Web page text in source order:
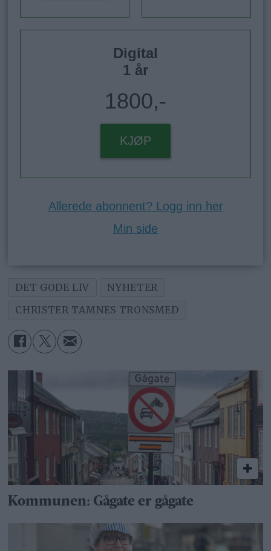
Digital
1 år
1800,-
KJØP
Allerede abonnent? Logg inn her
Min side
DET GODE LIV
NYHETER
CHRISTER TAMNES TRONSMED
Kommunen: Gågate er gågate